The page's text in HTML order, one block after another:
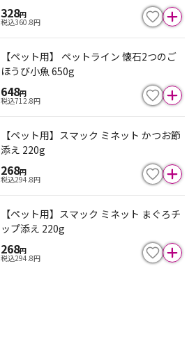
328円
税込360.8円
【ペット用】 ペットライン 懐石2つのご
ほうび小魚 650g
648円
税込712.8円
【ペット用】スマック ミネット かつお節
添え 220g
268円
税込294.8円
【ペット用】スマック ミネット まぐろチ
ップ添え 220g
268円
税込294.8円